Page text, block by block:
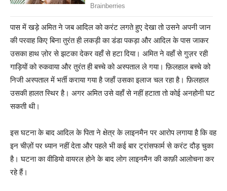
पास में खड़े अमित ने जब आदिल को करंट लगते हुए देखा तो उसने अपनी जान
की परवाह किए बिना तुरंत ही लकड़ी का डंडा पकड़ा और आदिल के पास जाकर
उसका हाथ ज़ोर से झटका देकर वहाँ से हटा दिया। अमित ने वहाँ से गुज़र रही
गाड़ियों को रुकवाया और तुरंत ही बच्चे को अस्पताल ले गया। फ़िलहाल बच्चे को
निजी अस्पताल में भर्ती कराया गया है जहाँ उसका इलाज चल रहा है। फ़िलहाल
उसकी हालत स्थिर है। अगर अमित उसे वहाँ से नहीं हटाता तो कोई अनहोनी घट
सकती थी।
इस घटना के बाद आदिल के पिता ने क्षेत्र के लाइनमैन पर आरोप लगाया है कि वह
इन चीज़ों पर ध्यान नहीं देता और पहले भी कई बार ट्रांसफार्म से करंट दौड़ चुका
है। घटना का वीडियो वायरल होने के बाद लोग लाइनमैन की काफ़ी आलोचना कर
रहे हैं।